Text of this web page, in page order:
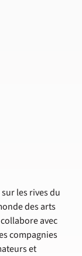
les rives du
des arts
avec
compagnies
et